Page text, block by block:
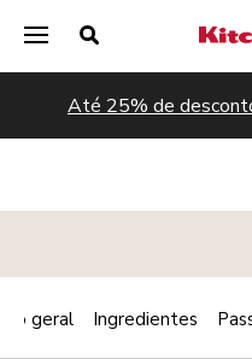
Até 25% de
PADARIA SOBREMESAS
geral Ingredientes